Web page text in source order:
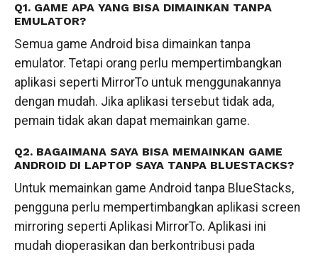
Q1. GAME APA YANG BISA DIMAINKAN TANPA
EMULATOR?
Semua game Android bisa dimainkan tanpa
emulator. Tetapi orang perlu mempertimbangkan
aplikasi seperti MirrorTo untuk menggunakannya
dengan mudah. Jika aplikasi tersebut tidak ada,
pemain tidak akan dapat memainkan game.
Q2. BAGAIMANA SAYA BISA MEMAINKAN GAME
ANDROID DI LAPTOP SAYA TANPA BLUESTACKS?
Untuk memainkan game Android tanpa BlueStacks,
pengguna perlu mempertimbangkan aplikasi screen
mirroring seperti Aplikasi MirrorTo. Aplikasi ini
mudah dioperasikan dan berkontribusi pada